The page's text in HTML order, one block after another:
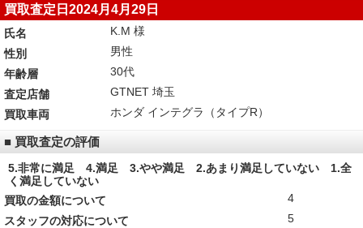
買取査定日2024月4月29日
氏名
K.M 様
性別
男性
年齢層
30代
査定店舗
GTNET 埼玉
買取車両
ホンダ インテグラ（タイプR）
■ 買取査定の評価
5.非常に満足 4.満足 3.やや満足 2.あまり満足していない 1.全
く満足していない
買取の金額について
4
スタッフの対応について
5